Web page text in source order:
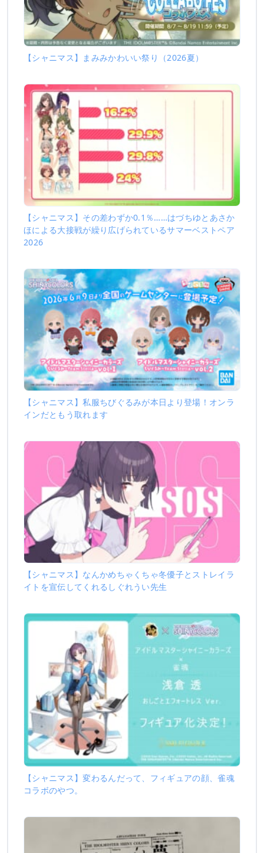
【シャニマス】まみみかわいい祭り（2026夏）
【シャニマス】その差わずか0.1％……はづちゆとあさか
ほによる大接戦が繰り広げられているサマーベストペア
2026
【シャニマス】私服ちびぐるみが本日より登場！オンラ
インだともう取れます
【シャニマス】なんかめちゃくちゃ冬優子とストレイラ
イトを宣伝してくれるしぐれうい先生
【シャニマス】変わるんだって、フィギュアの顔、雀魂
コラボのやつ。